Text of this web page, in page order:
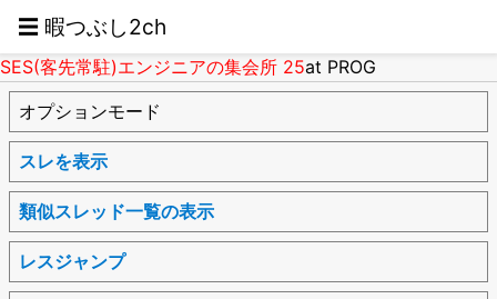
☰ 暇つぶし2ch
SES(客先常駐)エンジニアの集会所 25at PROG
オプションモード
スレを表示
類似スレッド一覧の表示
レスジャンプ